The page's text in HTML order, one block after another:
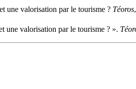
une valorisation par le tourisme ? Téoros,
une valorisation par le tourisme ? ».